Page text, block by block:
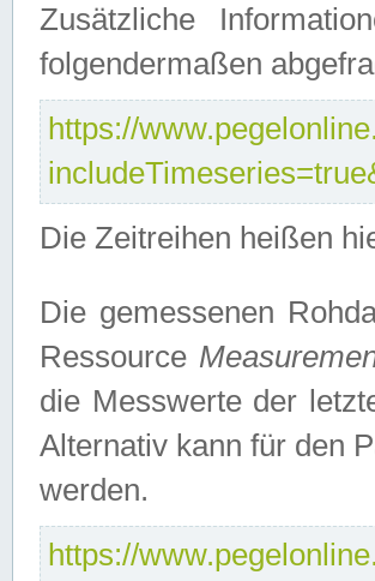
Zusätzliche
folgendermaßen
https://
Die Zeitreihen heißen
Die gemessenen
Ressource
die Messwerte der
Alternativ kann für den
werden.
https://